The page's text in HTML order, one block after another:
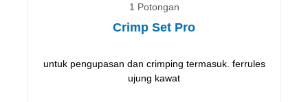
1 Potongan
Crimp Set Pro
untuk pengupasan dan crimping termasuk. ferrules
ujung kawat